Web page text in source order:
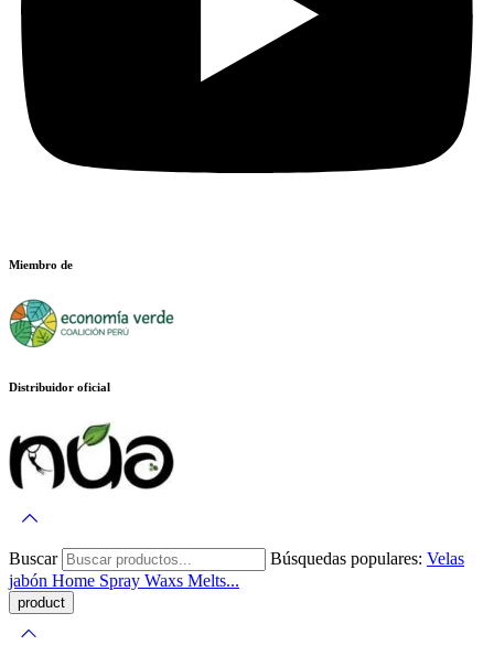
Miembro de
Distribuidor oficial
Buscar Búsquedas populares: Velas
jabón Home Spray Waxs Melts...